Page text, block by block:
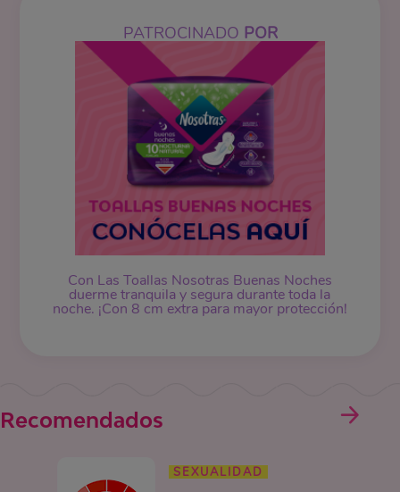
PATROCINADO POR
Con Las Toallas Nosotras Buenas Noches
duerme tranquila y segura durante toda la
noche. ¡Con 8 cm extra para mayor protección!
Recomendados
SEXUALIDAD